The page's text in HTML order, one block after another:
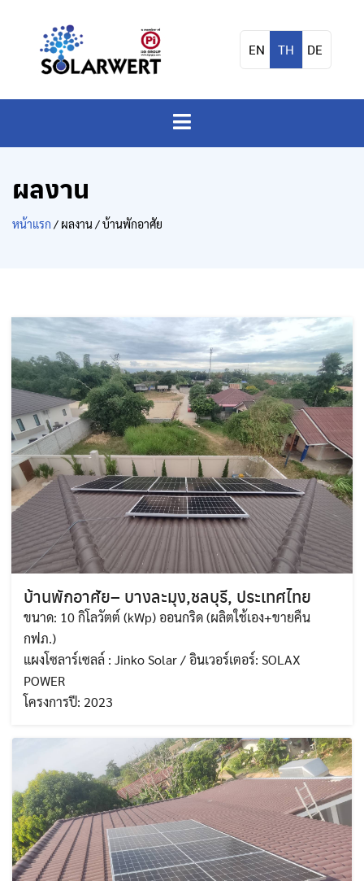
EN TH DE
ผลงาน
หน้าแรก / ผลงาน / บ้านพักอาศัย
บ้านพักอาศัย– บางละมุง,ชลบุรี, ประเทศไทย
ขนาด: 10 กิโลวัตต์ (kWp) ออนกริด (ผลิตใช้เอง+ขายคืน
กฟภ.)
แผงโซลาร์เซลล์ : Jinko Solar / อินเวอร์เตอร์: SOLAX
POWER
โครงการปี: 2023